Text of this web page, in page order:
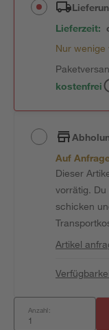
Lieferzeit:
Nur wenige
kostenfrei
Auf
Dieser
vorrätig.
schicken
Artikel
Anzahl: